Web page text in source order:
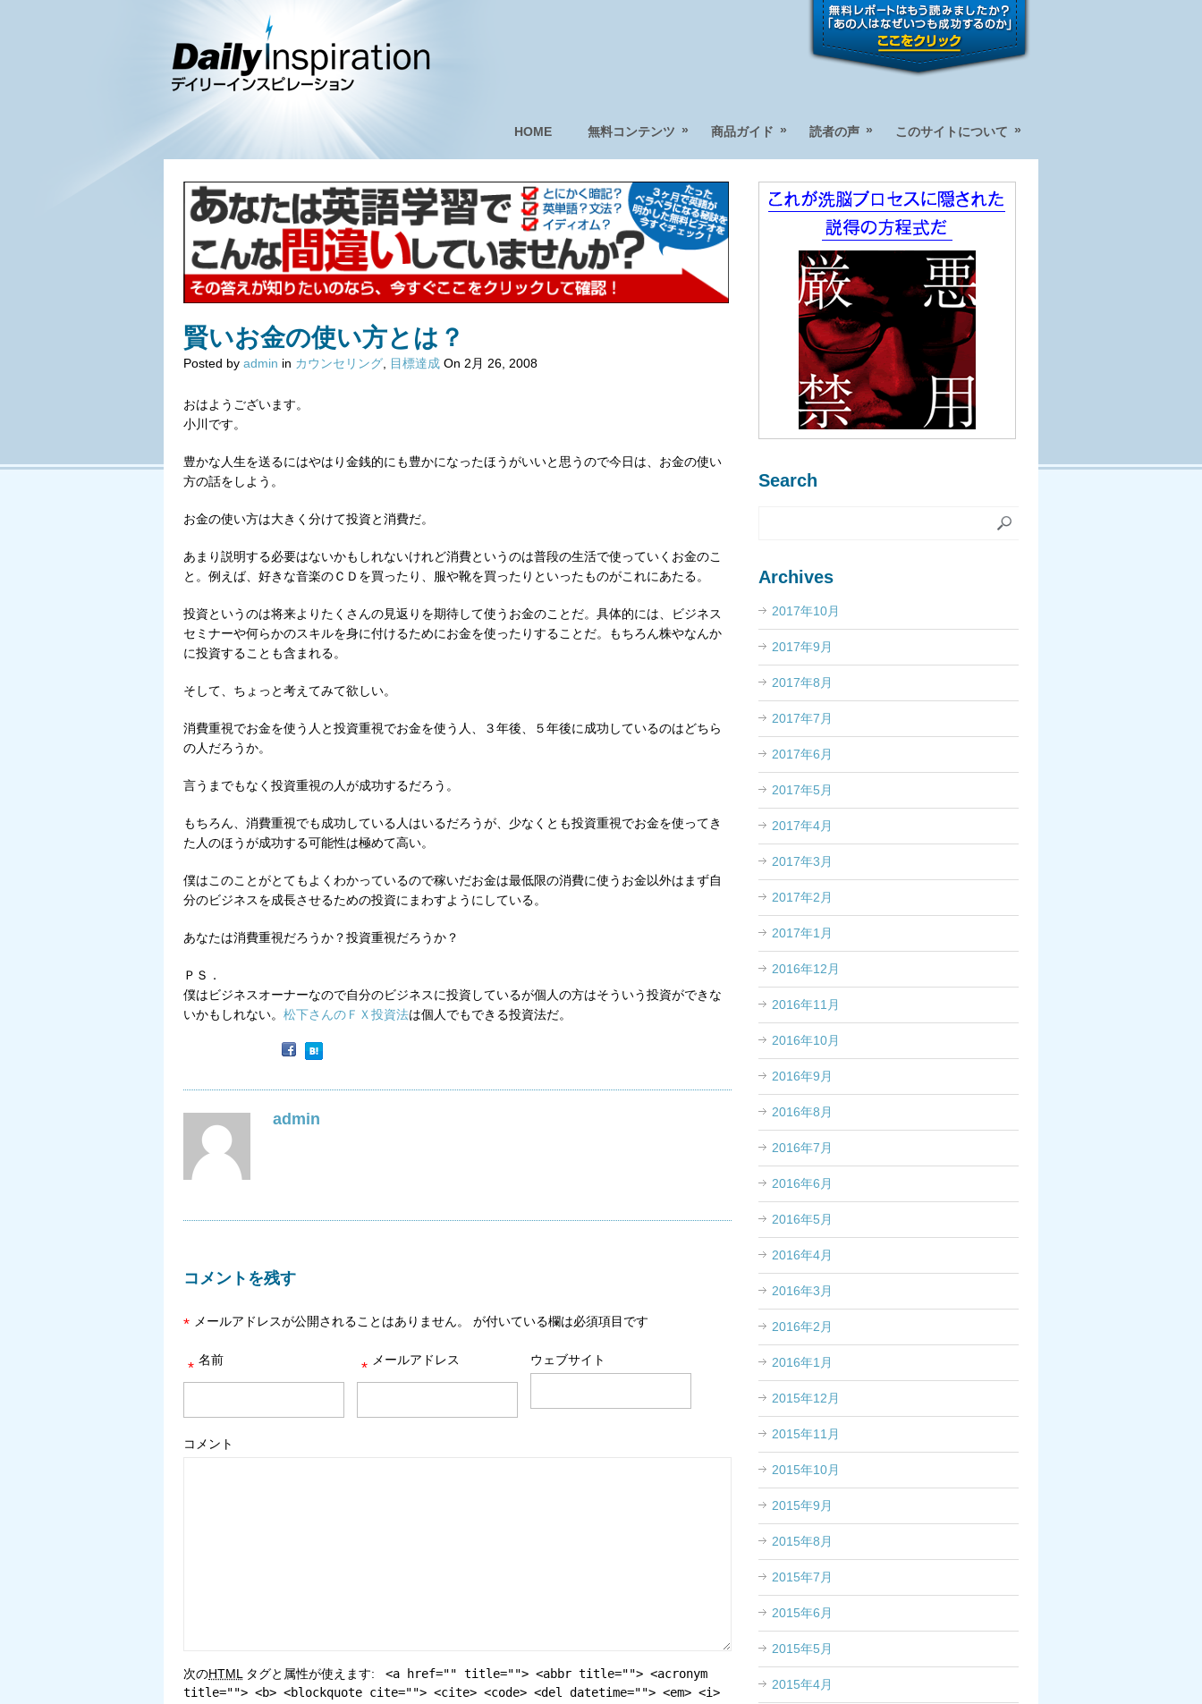
HOME 無料コンテンツ » 商品ガイド » 読者の声 » このサイトについて »
賢いお金の使い方とは？
Posted by admin in カウンセリング 目標達成 On 2月 26, 2008
おはようございます。
小川です。
豊かな人生を送るにはやはり金銭的にも豊かになったほうがいいと思うので今日は、お金の使い
方の話をしよう。
お金の使い方は大きく分けて投資と消費だ。
あまり説明する必要はないかもしれないけれど消費というのは普段の生活で使っていくお金のこ
と。例えば、好きな音楽のＣＤを買ったり、服や靴を買ったりといったものがこれにあたる。
投資というのは将来よりたくさんの見返りを期待して使うお金のことだ。具体的には、ビジネス
セミナーや何らかのスキルを身に付けるためにお金を使ったりすることだ。もちろん株やなんか
に投資することも含まれる。
そして、ちょっと考えてみて欲しい。
消費重視でお金を使う人と投資重視でお金を使う人、３年後、５年後に成功しているのはどちら
の人だろうか。
言うまでもなく投資重視の人が成功するだろう。
もちろん、消費重視でも成功している人はいるだろうが、少なくとも投資重視でお金を使ってき
た人のほうが成功する可能性は極めて高い。
僕はこのことがとてもよくわかっているので稼いだお金は最低限の消費に使うお金以外はまず自
分のビジネスを成長させるための投資にまわすようにしている。
あなたは消費重視だろうか？投資重視だろうか？
ＰＳ．
僕はビジネスオーナーなので自分のビジネスに投資しているが個人の方はそういう投資ができな
いかもしれない。 松下さんのＦＸ投資法は個人でもできる投資法だ。
admin
コメントを残す
メールアドレスが公開されることはありません。
* が付いている欄は必須項目です
名前
* メールアドレス
* ウェブサイト
コメント
次のHTML タグと属性が使えます:
<a href="" title=""> <abbr title=""> <acronym
title=""> <b> <blockquote cite=""> <cite> <code> <del datetime=""> <em> <i>
Search
Archives
2017年10月
2017年9月
2017年8月
2017年7月
2017年6月
2017年5月
2017年4月
2017年3月
2017年2月
2017年1月
2016年12月
2016年11月
2016年10月
2016年9月
2016年8月
2016年7月
2016年6月
2016年5月
2016年4月
2016年3月
2016年2月
2016年1月
2015年12月
2015年11月
2015年10月
2015年9月
2015年8月
2015年7月
2015年6月
2015年5月
2015年4月